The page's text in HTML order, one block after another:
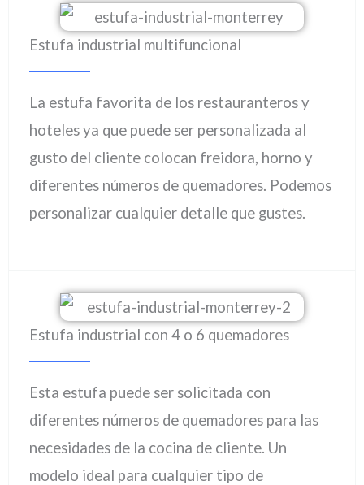
Estufa industrial multifuncional
La estufa favorita de los restauranteros y
hoteles ya que puede ser personalizada al
gusto del cliente colocan freidora, horno y
diferentes números de quemadores. Podemos
personalizar cualquier detalle que gustes.
Estufa industrial con 4 o 6 quemadores
Esta estufa puede ser solicitada con
diferentes números de quemadores para las
necesidades de la cocina de cliente. Un
modelo ideal para cualquier tipo de